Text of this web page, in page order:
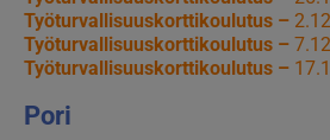
Työturvallisuuskorttikoulutus –
Työturvallisuuskorttikoulutus –
Työturvallisuuskorttikoulutus –
Pori